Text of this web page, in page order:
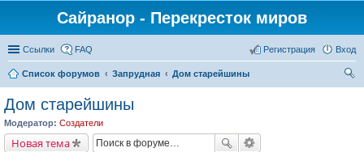
Сайранор - Перекресток миров
Ссылки FAQ Вход
Регистрация
Список форумов Запрудная
Дом старейшины
Дом старейшины
Модератор: Создатели
Новая тема